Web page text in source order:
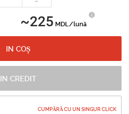
~225 MDL/lună
IN COȘ
IN CREDIT
CUMPĂRĂ CU UN SINGUR CLICK